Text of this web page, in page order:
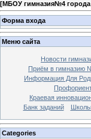
[МБОУ гимназия№4 города
Форма входа
Меню сайта
Новости
Приём в гимназию
Информация Для
Краевая
Банк заданий
Categories